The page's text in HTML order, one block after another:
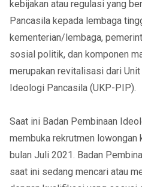
kebijakan atau regulasi yang
Pancasila kepada lembaga
kementerian/lembaga,
sosial politik, dan komponen
merupakan revitalisasi dari
Ideologi Pancasila (UKP-PIP).
Saat ini Badan Pembinaan
membuka rekrutmen lowongan
bulan Juli 2021. Badan
saat ini sedang mencari atau